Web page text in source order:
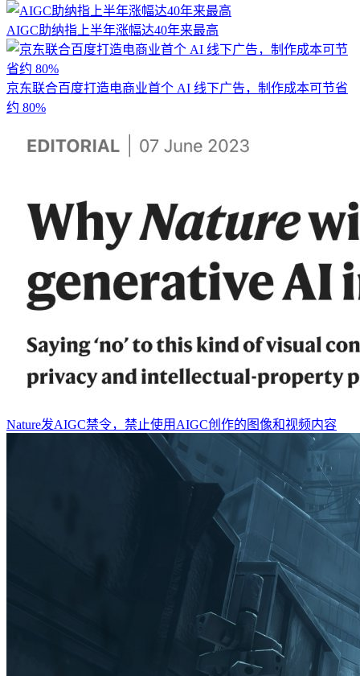
AIGC助纳指上半年涨幅达40年来最高
京东联合百度打造电商业首个 AI 线下广告，制作成本可节省
约 80%
Nature发AIGC禁令，禁止使用AIGC创作的图像和视频内容